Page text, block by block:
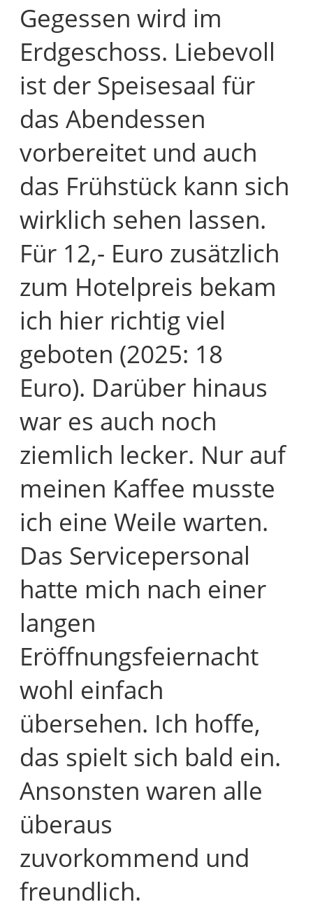
Gegessen wird im
Erdgeschoss. Liebevoll
ist der Speisesaal für
das Abendessen
vorbereitet und auch
das Frühstück kann sich
wirklich sehen lassen.
Für 12,- Euro zusätzlich
zum Hotelpreis bekam
ich hier richtig viel
geboten (2025: 18
Euro). Darüber hinaus
war es auch noch
ziemlich lecker. Nur auf
meinen Kaffee musste
ich eine Weile warten.
Das Servicepersonal
hatte mich nach einer
langen
Eröffnungsfeiernacht
wohl einfach
übersehen. Ich hoffe,
das spielt sich bald ein.
Ansonsten waren alle
überaus
zuvorkommend und
freundlich.